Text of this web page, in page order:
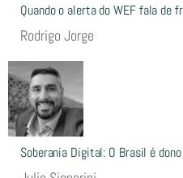
Quando o alerta do WEF fala de
Rodrigo Jorge
Soberania Digital: O Brasil é